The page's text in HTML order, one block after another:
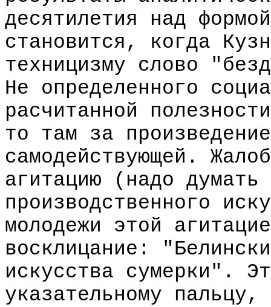
десятилетия над
становится, когда
техницизму слово
Не определенного
расчитанной
то там за
самодействующей.
агитацию (надо думать
производственного
молодежи этой
восклицание:
искусства сумерки".
указательному